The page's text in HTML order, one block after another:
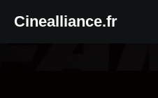
Cinealliance.fr